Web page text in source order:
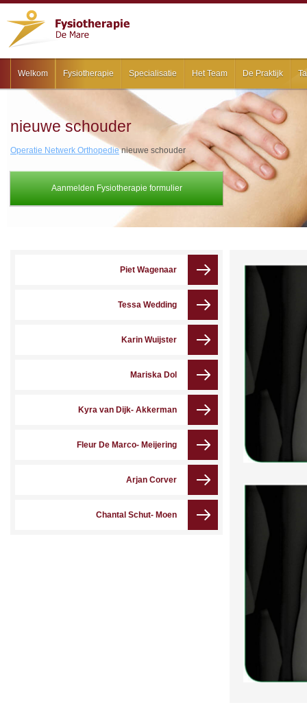
Welkom Fysiotherapie Specialisatie Het Team De Praktijk
Aanmelden Fysiotherapie formulier
nieuwe schouder
Operatie Netwerk Orthopedie nieuwe schouder
Piet Wagenaar
Tessa Wedding
Karin Wuijster
Mariska Dol
Kyra van Dijk- Akkerman
Fleur De Marco- Meijering
Arjan Corver
Chantal Schut- Moen